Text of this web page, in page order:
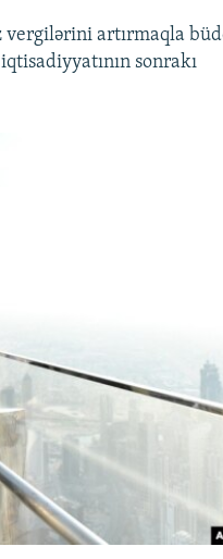
artırmaqla
sonrakı